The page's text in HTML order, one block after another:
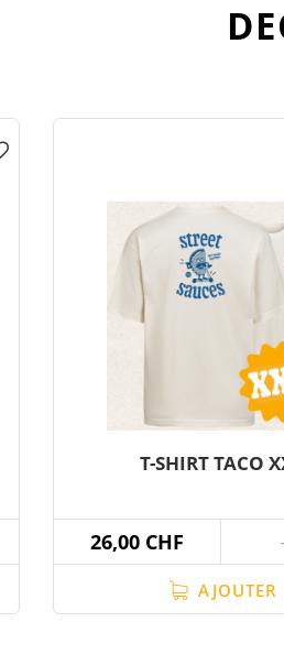
T-SHIRT TACO
26,00 CHF -
AJOUTER